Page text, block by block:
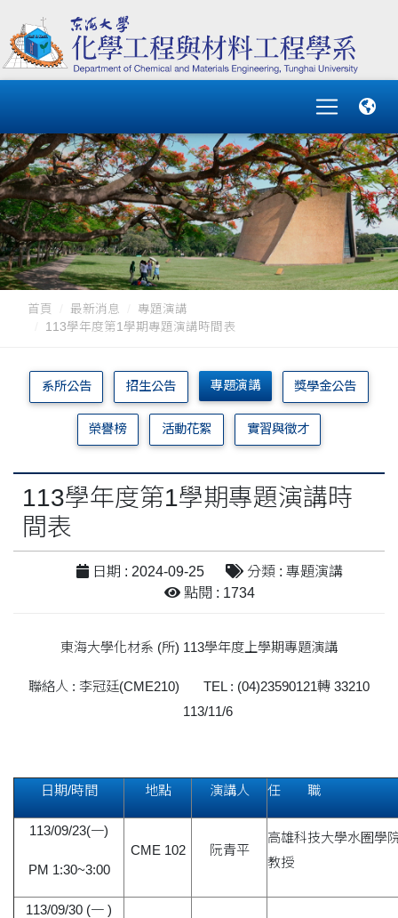
首頁 最新消息
專題演講
113學年度第1學期專題演講時間表
系所公告 招生公告 專題演講 獎學金公告
榮譽榜 活動花絮 實習與徵才
113學年度第1學期專題演講時
間表
日期 : 2024-09-25
分類 : 專題演講
點閱 : 1734
東海大學化材系 (所) 113學年度上學期專題演講
聯絡人 : 李冠廷(CME210) TEL : (04)23590121轉 33210
113/11/6
日期/時間 地點 演講人 任 職
113/09/23(一)
PM 1:30~3:00
CME 102 阮青平
高雄科技大學水圈學
教授
113/09/30 (一 )